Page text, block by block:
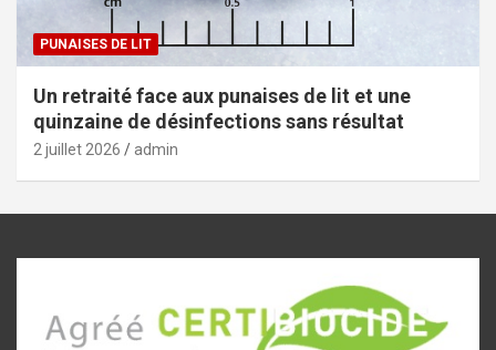
PUNAISES DE LIT
Un retraité face aux punaises de lit et une
quinzaine de désinfections sans résultat
2 juillet 2026 admin